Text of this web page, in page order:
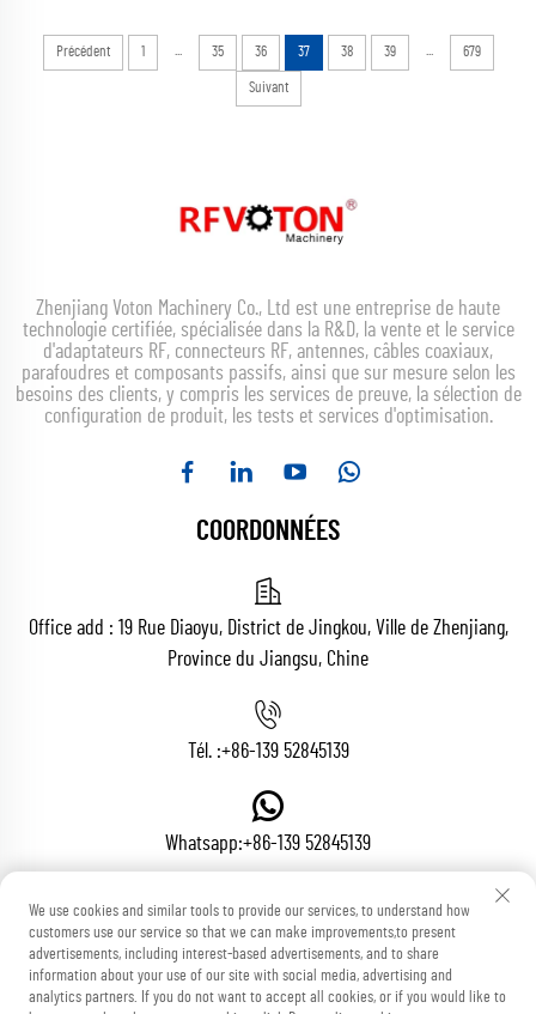
Précédent 1 ... 35 36 37 38 39 ... 679
Suivant
Zhenjiang Voton Machinery Co., Ltd est une entreprise de haute
technologie certifiée, spécialisée dans la R&D, la vente et le service
d'adaptateurs RF, connecteurs RF, antennes, câbles coaxiaux,
parafoudres et composants passifs, ainsi que sur mesure selon les
besoins des clients, y compris les services de preuve, la sélection de
configuration de produit, les tests et services d'optimisation.
COORDONNÉES
Office add : 19 Rue Diaoyu, District de Jingkou, Ville de Zhenjiang,
Province du Jiangsu, Chine
Tél. :+86-139 52845139
Whatsapp:+86-139 52845139
E-mail :[email protected]
We use cookies and similar tools to provide our services, to understand how
customers use our service so that we can make improvements,to present
advertisements, including interest-based advertisements, and to share
information about your use of our site with social media, advertising and
analytics partners. If you do not want to accept all cookies, or if you would like to